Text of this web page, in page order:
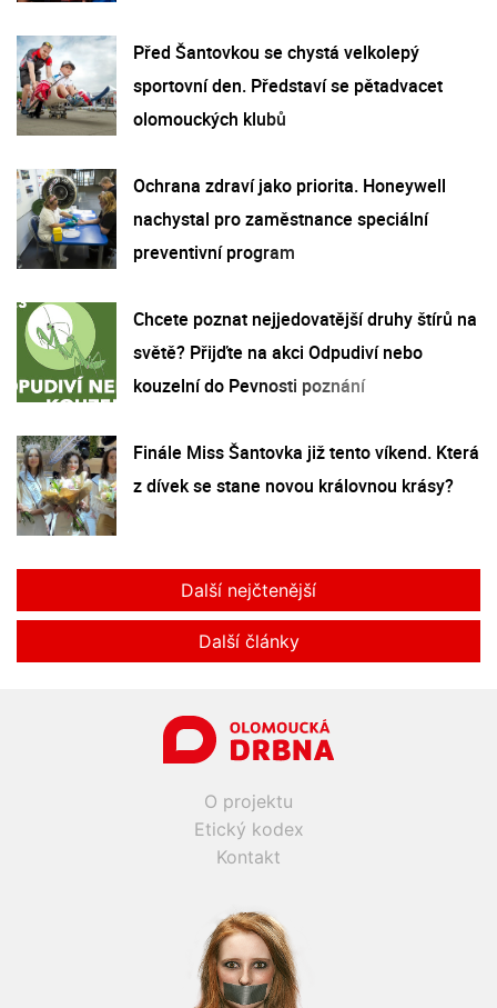
Před Šantovkou se chystá velkolepý
sportovní den. Představí se pětadvacet
olomouckých klubů
Ochrana zdraví jako priorita. Honeywell
nachystal pro zaměstnance speciální
preventivní program
Chcete poznat nejjedovatější druhy štírů na
světě? Přijďte na akci Odpudiví nebo
kouzelní do Pevnosti poznání
Finále Miss Šantovka již tento víkend. Která
z dívek se stane novou královnou krásy?
Další nejčtenější
Další články
O projektu
Etický kodex
Kontakt